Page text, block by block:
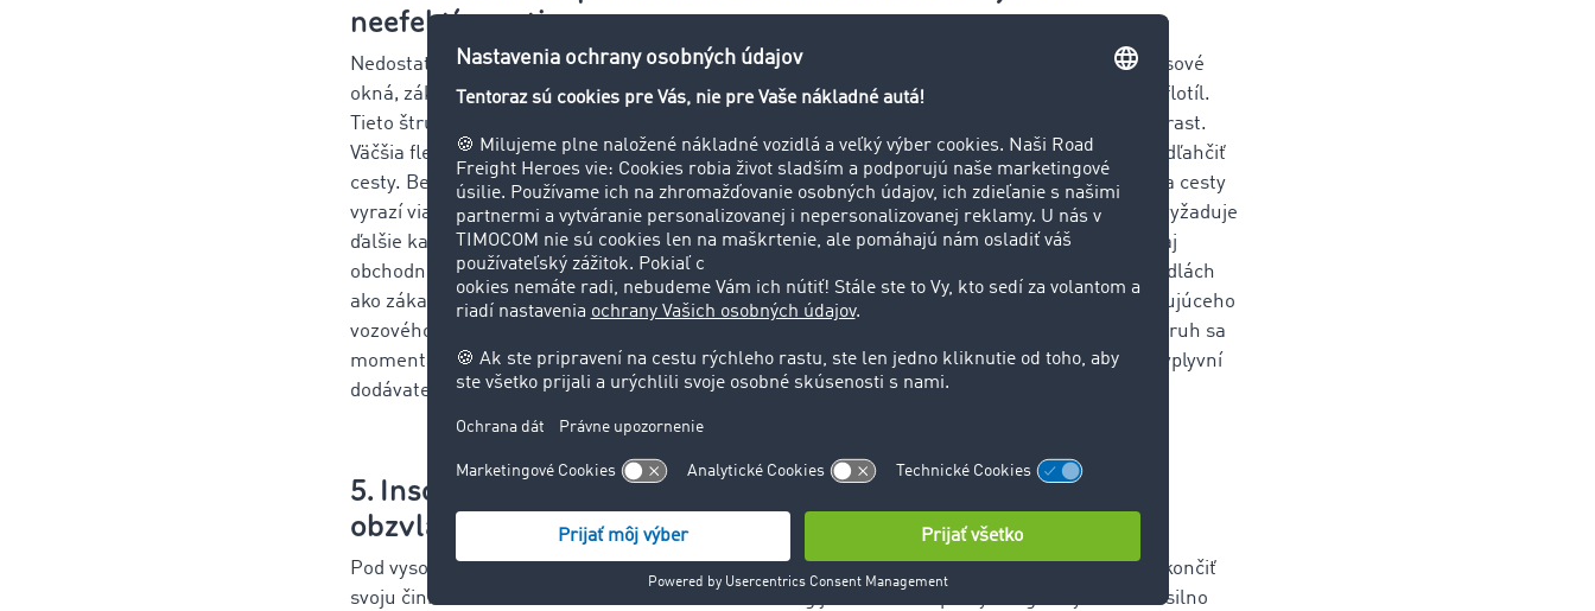
neefektívnosti
Nedostatok kapacít v cestnej preprave tovaru vyplýva zo štrukturálnej neflexibility. Pevné časové
okná, zákazy dokladania a prísne rampové procesy bránia efektívnemu využitiu existujúcich flotíl.
Tieto štruktúry pochádzajú z trhu kupujúcich z minulých desaťročí a dnes brzdia efektivitu a rast.
Väčšia flexibilita v plánovaní a realizácii by mohla uvoľniť viac kapacít, optimalizovať trasy a odľahčiť
cesty. Bez prispôsobenia hrozí pri ekonomickom oživení začarovaný kruh: ak dopyt stúpne, na cesty
vyrazí viac kamiónov, čo vedie k väčšej premávke, zápcham a dlhším časom jazdy – a opäť si vyžaduje
ďalšie kapacity. Efektivita vzniká lepšou organizáciou – nie väčším počtom vozidiel. Preto by aj
obchodné a priemyselné podniky mali zvážiť väčšiu flexibilitu v tvorbe časových okien a pravidlách
ako zákazy dokladania. Pretože to sťažuje plánovanie trás a bráni efektívnemu využitiu existujúceho
vozového parku, čo je predpokladom pre prežitie dopravných spoločností. Tento začarovaný kruh sa
momentálne kvôli ekonomickej stagnácii zdá zastavený. V roku 2026 však opäť výraznejšie ovplyvní
dodávateľské reťazce.
5. Insolvencie kvôli vysokým nákladom: Malí dopravcovia
obzvlášť ohrození
Pod vysokým tlakom nákladov muselo v roku 2025 mnoho malých dopravných spoločností ukončiť
svoju činnosť. Podľa hodnotenia Creditreform Rating je odvetvie dopravy a logistiky obzvlášť silno